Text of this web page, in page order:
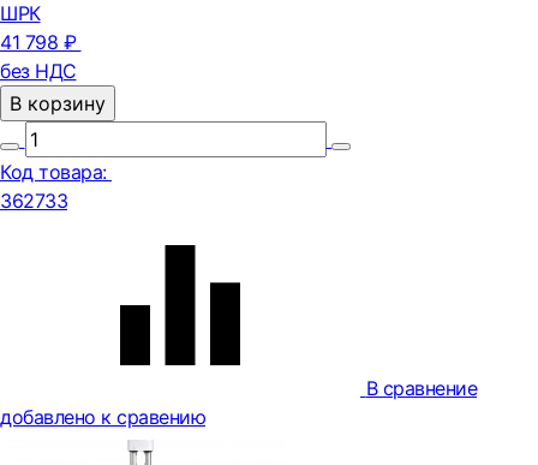
ШРК
41 798 ₽
без НДС
В корзину
Код товара:
362733
В сравнение
добавлено к сравению